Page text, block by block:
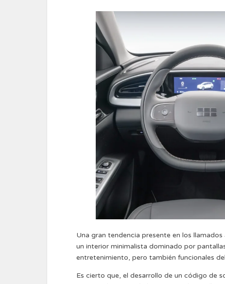
Una gran tendencia presente en los
un interior minimalista dominado por
entretenimiento, pero también funcionales
Es cierto que, el desarrollo de un código de